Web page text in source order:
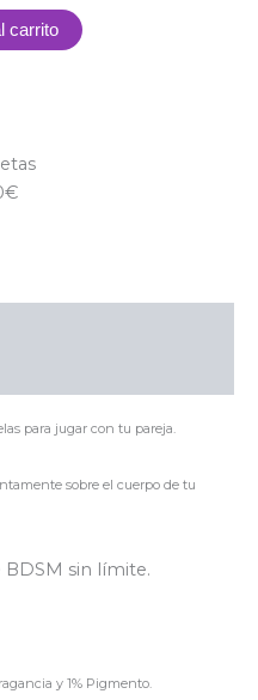
carrito
para jugar con tu pareja.
sobre el cuerpo de tu
sin límite.
y 1% Pigmento.